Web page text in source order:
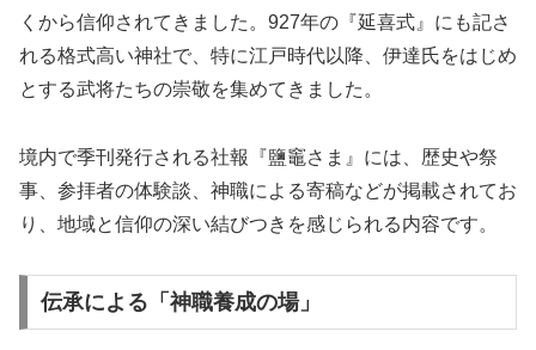
くから信仰されてきました。927年の『延喜式』にも記さ
れる格式高い神社で、特に江戸時代以降、伊達氏をはじめ
とする武将たちの崇敬を集めてきました。
境内で季刊発行される社報『鹽竈さま』には、歴史や祭
事、参拝者の体験談、神職による寄稿などが掲載されてお
り、地域と信仰の深い結びつきを感じられる内容です。
伝承による「神職養成の場」